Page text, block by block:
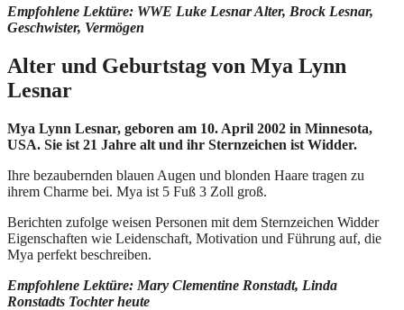
Empfohlene Lektüre: WWE Luke Lesnar Alter, Brock Lesnar,
Geschwister, Vermögen
Alter und Geburtstag von Mya Lynn
Lesnar
Mya Lynn Lesnar, geboren am 10. April 2002 in Minnesota,
USA. Sie ist 21 Jahre alt und ihr Sternzeichen ist Widder.
Ihre bezaubernden blauen Augen und blonden Haare tragen zu
ihrem Charme bei. Mya ist 5 Fuß 3 Zoll groß.
Berichten zufolge weisen Personen mit dem Sternzeichen Widder
Eigenschaften wie Leidenschaft, Motivation und Führung auf, die
Mya perfekt beschreiben.
Empfohlene Lektüre: Mary Clementine Ronstadt, Linda
Ronstadts Tochter heute